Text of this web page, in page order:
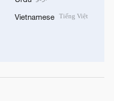
Vietnamese Tiếng Việt